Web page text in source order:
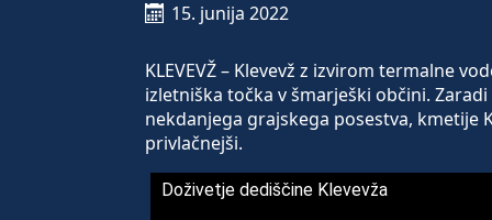
15. junija 2022
KLEVEVŽ – Klevevž z izvirom termalne
izletniška točka v šmarješki občini.
nekdanjega grajskega posestva,
privlačnejši.
Doživetje dediščine Klevevža